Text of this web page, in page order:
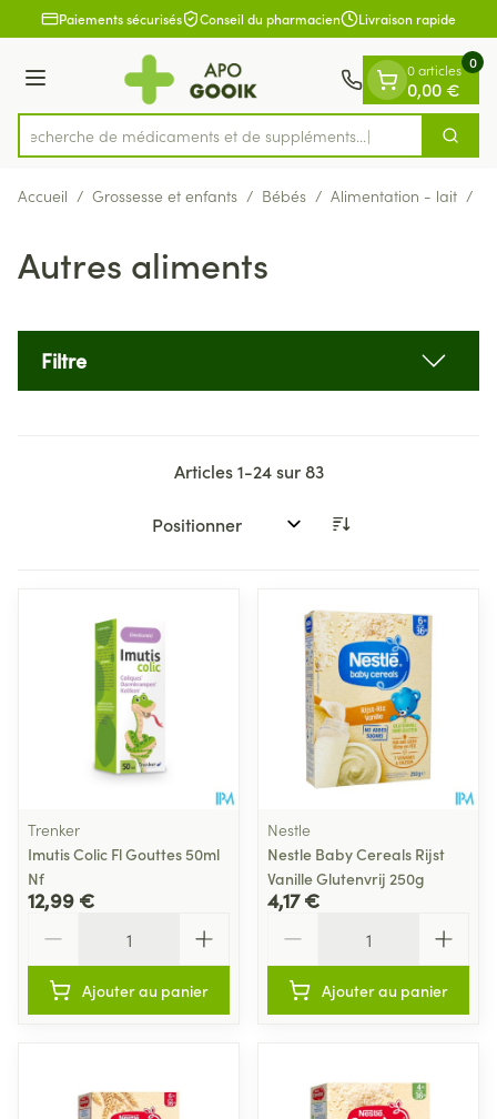
Aller au contenu
1 de 1
Paiements sécurisés Conseil du pharmacien Livraison rapide
Menu
Rechercher
Recherche de médicaments et
0 articles
0,00 €
0
Accueil / Grossesse et enfants / Bébés / Alimentation - lait /
Autres aliments
Filtre
Articles1-24sur83
Trier par:
Trenker
Imutis Colic Fl Gouttes 50ml
Nf
12,99 €
Ajouter au panier
Nestle
Nestle Baby Cereals Rijst
Vanille Glutenvrij 250g
4,17 €
Ajouter au panier